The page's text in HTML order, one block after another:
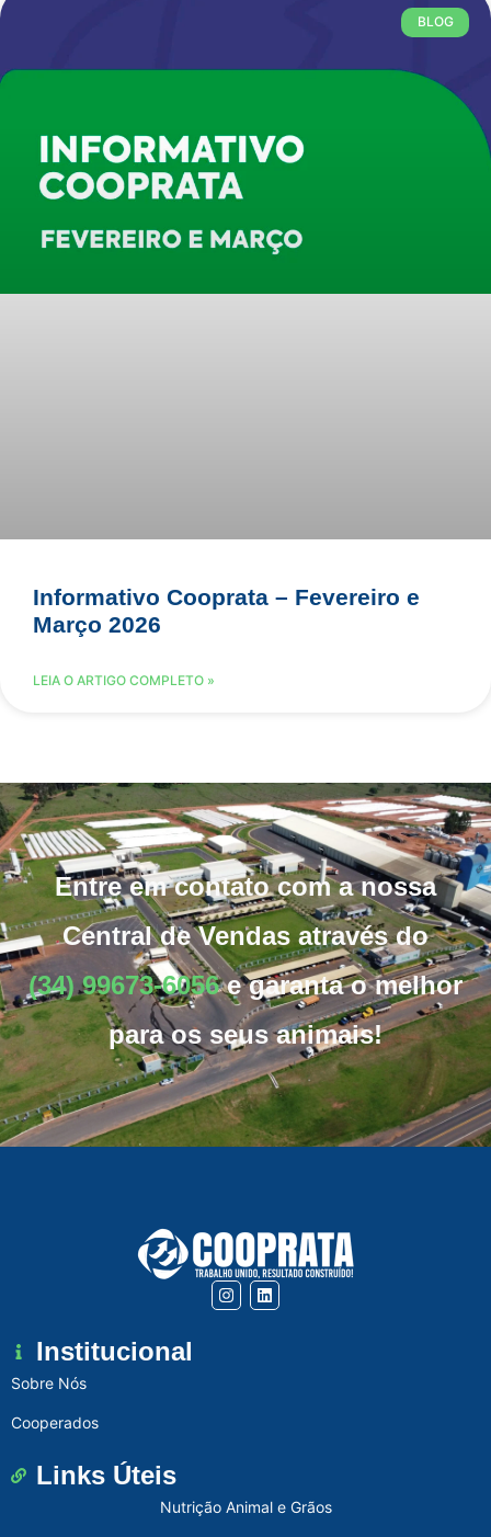
BLOG
Informativo Cooprata – Fevereiro e
Março 2026
LEIA O ARTIGO COMPLETO »
Entre em contato com a nossa
Central de Vendas através do
(34) 99673-6056 e garanta o melhor
para os seus animais!
Institucional
Sobre Nós
Cooperados
Links Úteis
Nutrição Animal e Grãos